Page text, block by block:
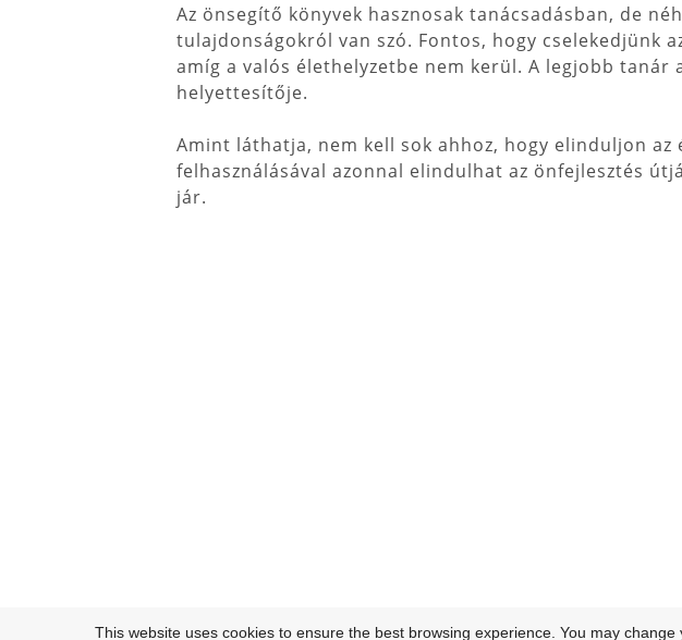
Az önsegítő könyvek hasznosak tanácsadásban, de
tulajdonságokról van szó. Fontos, hogy cselekedjünk
amíg a valós élethelyzetbe nem kerül. A legjobb tanár
helyettesítője.
Amint láthatja, nem kell sok ahhoz, hogy elinduljon
felhasználásával azonnal elindulhat az önfejlesztés
jár.
This website uses cookies to ensure the best browsing experience. You may